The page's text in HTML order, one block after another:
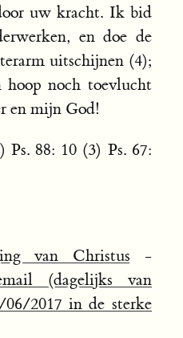
uw kracht. Ik bid
en doe de
uitschijnen (4);
hoop noch toevlucht
en mijn God!
Ps. 88: 10 (3) Ps. 67:
van Christus -
(dagelijks van
2017 in de sterke